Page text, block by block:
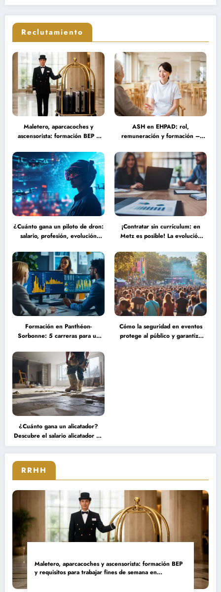
Reclutamiento
Maletero, aparcacoches y
ascensorista: formación BEP y
semana en establecimientos de
lujo
ASH en EHPAD: rol,
remuneración y formación –
misiones del personal de servicio
hospitalario
¿Cuánto gana un piloto de dron:
salario, profesión, evolución
tecnologías autónomas
¡Contratar sin currículum: en
Metz es posible! La evolución
más humanos y eficaces
Formación en Panthéon-
Sorbonne: 5 carreras para un
financiera que transformarán tu
futuro
Cómo la seguridad en eventos
protege al público y garantiza
¿Cuánto gana un alicatador?
Descubre el salario alicatador de
expertos que triunfan en el
sector
RRHH
Maletero, aparcacoches y ascensorista: formación BEP
y requisitos para trabajar fines de semana en